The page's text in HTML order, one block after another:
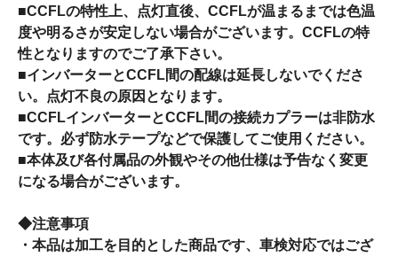
■CCFLの特性上、点灯直後、CCFLが温まるまでは色温
度や明るさが安定しない場合がございます。CCFLの特
性となりますのでご了承下さい。
■インバーターとCCFL間の配線は延長しないでくださ
い。点灯不良の原因となります。
■CCFLインバーターとCCFL間の接続カプラーは非防水
です。必ず防水テープなどで保護してご使用ください。
■本体及び各付属品の外観やその他仕様は予告なく変更
になる場合がございます。
◆注意事項
・本品は加工を目的とした商品です、車検対応ではござ